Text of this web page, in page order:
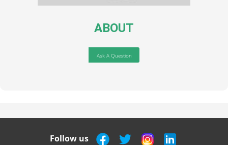
ABOUT
Ask A Question
Follow us